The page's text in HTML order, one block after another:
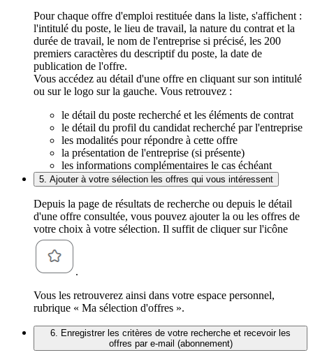
Pour chaque offre d'emploi restituée dans la liste, s'affichent :
l'intitulé du poste, le lieu de travail, la nature du contrat et la
durée de travail, le nom de l'entreprise si précisé, les 200
premiers caractères du descriptif du poste, la date de
publication de l'offre.
Vous accédez au détail d'une offre en cliquant sur son intitulé
ou sur le logo sur la gauche. Vous retrouvez :
le détail du poste recherché et les éléments de contrat
le détail du profil du candidat recherché par l'entreprise
les modalités pour répondre à cette offre
la présentation de l'entreprise (si présente)
les informations complémentaires le cas échéant
5. Ajouter à votre sélection les offres qui vous intéressent
Depuis la page de résultats de recherche ou depuis le détail
d'une offre consultée, vous pouvez ajouter la ou les offres de
votre choix à votre sélection. Il suffit de cliquer sur l'icône
.
Vous les retrouverez ainsi dans votre espace personnel,
rubrique « Ma sélection d'offres ».
6. Enregistrer les critères de votre recherche et recevoir les
offres par e-mail (abonnement)